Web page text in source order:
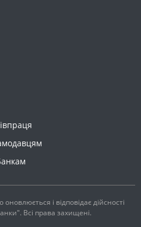
і відповідає дійсності
Всі права захищені.